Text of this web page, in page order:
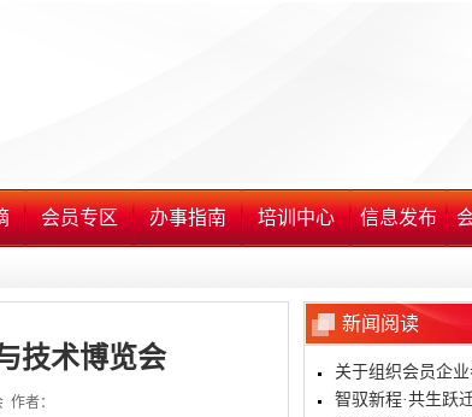
会员专区 办事指南 培训中心 信息发布
新闻阅读
关于组织会员企
程商(系统集成商)
智驭新程·共生跃
技术博览会
作者：